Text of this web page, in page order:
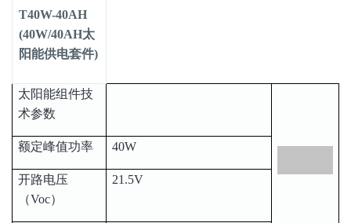
T40W-40AH
(40W/40AH太
阳能供电套件)
太阳能组件技
术参数
额定峰值功率 40W
开路电压
（Voc）
21.5V